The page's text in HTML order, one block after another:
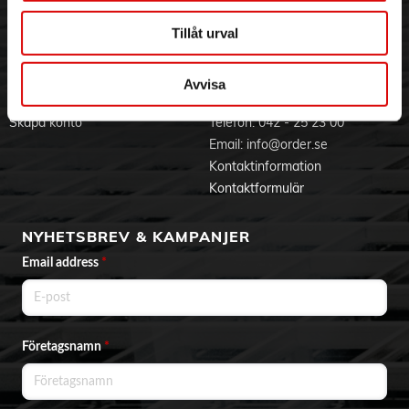
Tillåt urval
Avvisa
- Droppstopp
Om cookies
Skapa konto
KONTAKTA OSS
Telefon:042 - 25 23 00
Email: info@order.se
Kontaktinformation
Kontaktformulär
NYHETSBREV & KAMPANJER
Email address *
Företagsnamn*